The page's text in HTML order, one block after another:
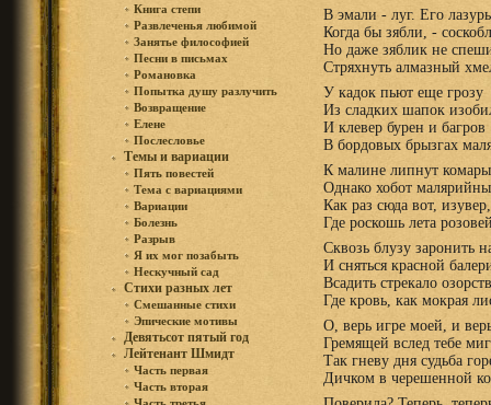
Книга степи
Развлеченья любимой
Занятье философией
Песни в письмах
Романовка
Попытка душу разлучить
Возвращение
Елене
Послесловье
Темы и вариации
Пять повестей
Тема с вариациями
Вариации
Болезнь
Разрыв
Я их мог позабыть
Нескучный сад
Стихи разных лет
Смешанные стихи
Эпические мотивы
Девятьсот пятый год
Лейтенант Шмидт
Часть первая
Часть вторая
B эмали - луг. Его
Когда бы зябли, -
Но даже зяблик не
Стряхнуть алмазный
У кадок пьют еще грозу
Из сладких шапок
И клевер бурен и багров
В бордовых брызгах
К малине липнут
Однако хобот
Как раз сюда вот, изувер,
Где роскошь лета
Сквозь блузу заронить
И сняться красной
Всадить стрекало
Где кровь, как мокрая
О, верь игре моей, и
Гремящей вслед тебе
Так гневу дня судьба
Дичком в черешенной